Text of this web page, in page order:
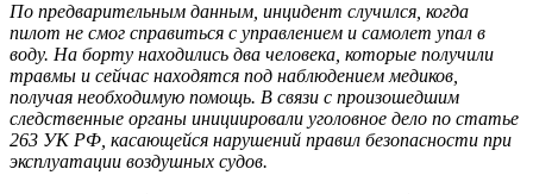
По предварительным данным, инцидент случился, когда
пилот не смог справиться с управлением и самолет упал в
воду. На борту находились два человека, которые получили
травмы и сейчас находятся под наблюдением медиков,
получая необходимую помощь. В связи с произошедшим
следственные органы инициировали уголовное дело по статье
263 УК РФ, касающейся нарушений правил безопасности при
эксплуатации воздушных судов.